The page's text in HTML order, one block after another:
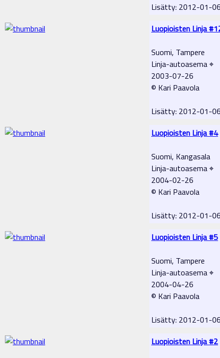
Lisätty: 2012-01-
Luopioisten Linja
Suomi, Tampere
Linja-autoasema ⌖
2003-07-26
© Kari Paavola
Lisätty: 2012-01-
Luopioisten Linja #4
Suomi, Kangasala
Linja-autoasema ⌖
2004-02-26
© Kari Paavola
Lisätty: 2012-01-
Luopioisten Linja #5
Suomi, Tampere
Linja-autoasema ⌖
2004-04-26
© Kari Paavola
Lisätty: 2012-01-
Luopioisten Linja #2